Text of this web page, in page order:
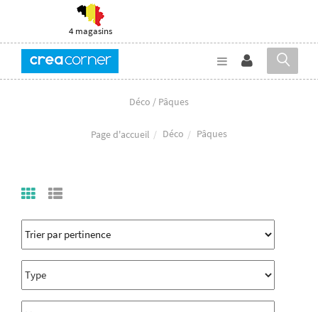
4 magasins
Déco / Pâques
Page d'accueil Déco Pâques